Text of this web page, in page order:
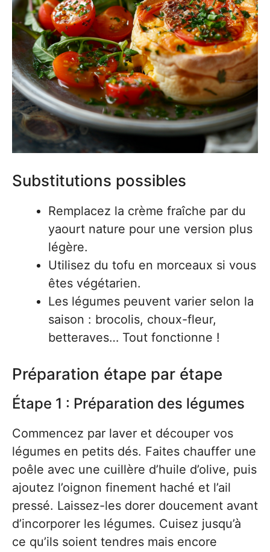
Substitutions possibles
Remplacez la crème fraîche par du
yaourt nature pour une version plus
légère.
Utilisez du tofu en morceaux si vous
êtes végétarien.
Les légumes peuvent varier selon la
saison : brocolis, choux-fleur,
betteraves… Tout fonctionne !
Préparation étape par étape
Étape 1 : Préparation des légumes
Commencez par laver et découper vos
légumes en petits dés. Faites chauffer une
poêle avec une cuillère d’huile d’olive, puis
ajoutez l’oignon finement haché et l’ail
pressé. Laissez-les dorer doucement avant
d’incorporer les légumes. Cuisez jusqu’à
ce qu’ils soient tendres mais encore